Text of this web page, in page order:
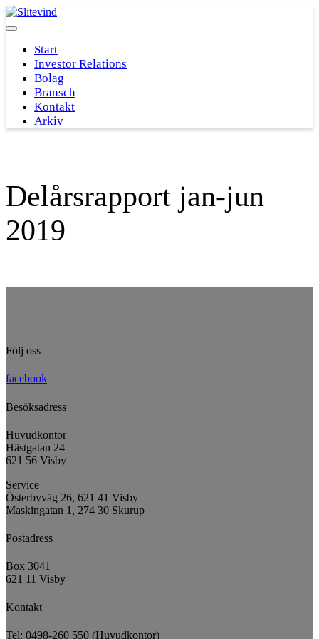
Hoppa
till
Slå
Start
Investor Relations
Bolag
Bransch
Kontakt
Arkiv
Delårsrapport jan-jun
2019
Följ oss
facebook
Besöksadress
Huvudkontor
Hästgatan 24
621 56 Visby
Service
Österbyväg 26, 621 41 Visby
Maskingatan 1, 274 30 Skurup
Postadress
Box 3041
621 11 Visby
Kontakt
Tel: 0498-260 550 (Huvudkontor)